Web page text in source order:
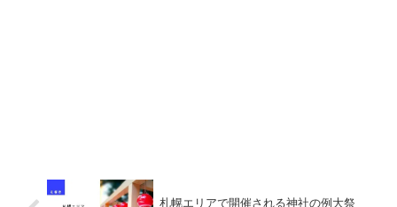
札幌エリアで開催される神社の例大祭